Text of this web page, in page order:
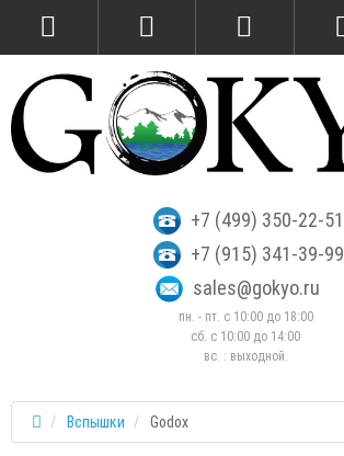
+7 (499) 350-22-51
+7 (915) 341-39-99
sales@gokyo.ru
пн. - пт. с 10:00 до 18:00
сб. c 10:00 до 14:00
вс. : выходной.
Вспышки Godox